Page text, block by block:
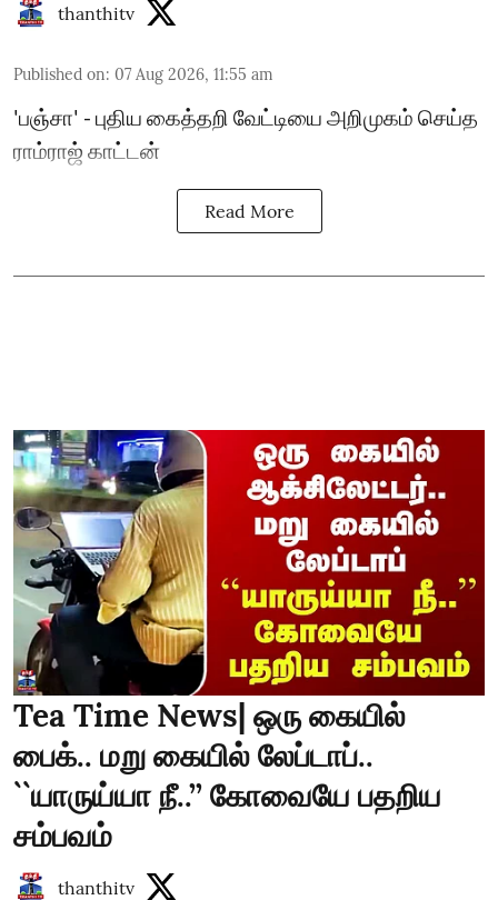
thanthitv
Published on: 07 Aug 2026, 11:55 am
'பஞ்சா' - புதிய கைத்தறி வேட்டியை அறிமுகம் செய்த
ராம்ராஜ் காட்டன்
Read More
Tea Time News| ஒரு கையில்
பைக்.. மறு கையில் லேப்டாப்..
``யாருய்யா நீ..’’ கோவையே பதறிய
சம்பவம்
thanthitv